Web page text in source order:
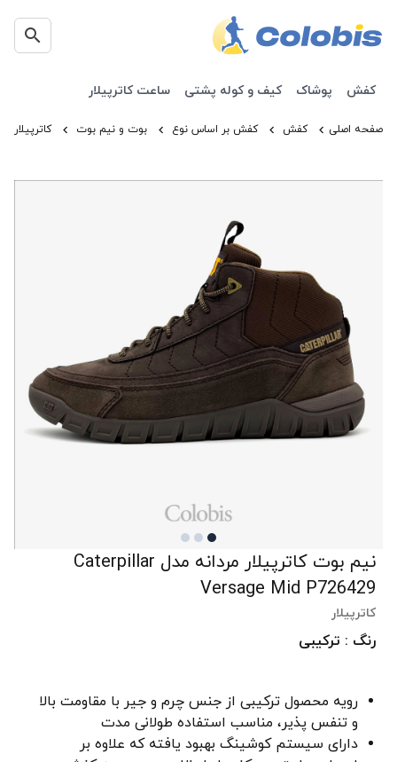
کفش پوشاک کیف و کوله پشتی ساعت کاترپیلار
صفحه اصلی کفش کفش بر اساس نوع بوت و نیم بوت کاترپیلار
نیم بوت کاترپیلار مردانه مدل Caterpillar
Versage Mid P726429
کاترپیلار
رنگ : ترکیبی
رویه محصول ترکیبی از جنس چرم و جیر با مقاومت بالا
و تنفس پذیر، مناسب استفاده طولانی مدت
دارای سیستم کوشینگ بهبود یافته که علاوه بر